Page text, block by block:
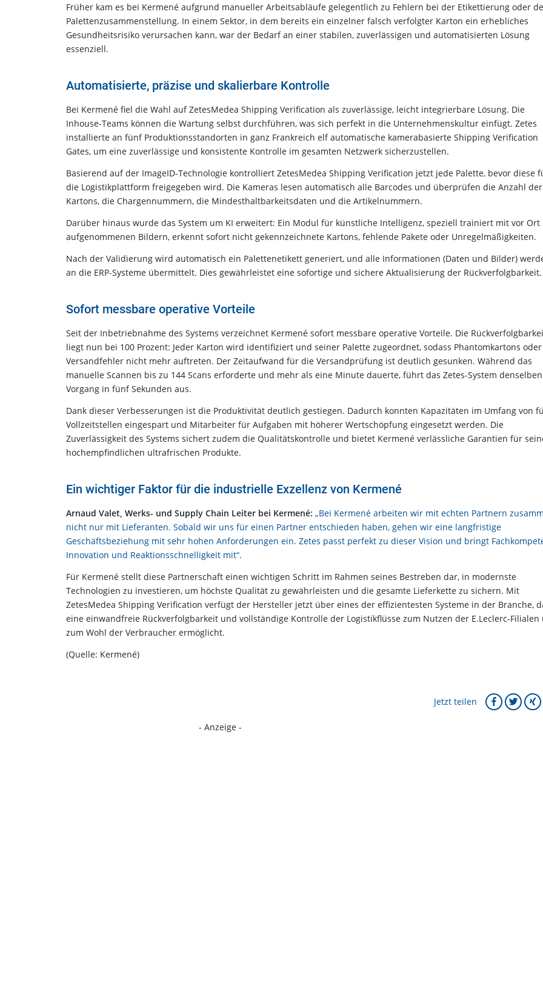
Früher kam es bei Kermené aufgrund manueller Arbeitsabläufe gelegentlich zu Fehlern bei der Etikettierung oder
Palettenzusammenstellung. In einem Sektor, in dem bereits ein einzelner falsch verfolgter Karton ein erhebliches
Gesundheitsrisiko verursachen kann, war der Bedarf an einer stabilen, zuverlässigen und automatisierten Lösung
essenziell.
Automatisierte, präzise und skalierbare Kontrolle
Bei Kermené fiel die Wahl auf ZetesMedea Shipping Verification als zuverlässige, leicht integrierbare Lösung. Die
Inhouse-Teams können die Wartung selbst durchführen, was sich perfekt in die Unternehmenskultur einfügt. Zetes
installierte an fünf Produktionsstandorten in ganz Frankreich elf automatische kamerabasierte Shipping Verification
Gates, um eine zuverlässige und konsistente Kontrolle im gesamten Netzwerk sicherzustellen.
Basierend auf der ImageID-Technologie kontrolliert ZetesMedea Shipping Verification jetzt jede Palette, bevor diese
die Logistikplattform freigegeben wird. Die Kameras lesen automatisch alle Barcodes und überprüfen die Anzahl der
Kartons, die Chargennummern, die Mindesthaltbarkeitsdaten und die Artikelnummern.
Darüber hinaus wurde das System um KI erweitert: Ein Modul für künstliche Intelligenz, speziell trainiert mit vor Ort
aufgenommenen Bildern, erkennt sofort nicht gekennzeichnete Kartons, fehlende Pakete oder Unregelmäßigkeiten.
Nach der Validierung wird automatisch ein Palettenetikett generiert, und alle Informationen (Daten und Bilder)
an die ERP-Systeme übermittelt. Dies gewährleistet eine sofortige und sichere Aktualisierung der Rückverfolgbarkeit.
Sofort messbare operative Vorteile
Seit der Inbetriebnahme des Systems verzeichnet Kermené sofort messbare operative Vorteile. Die
liegt nun bei 100 Prozent: Jeder Karton wird identifiziert und seiner Palette zugeordnet, sodass Phantomkartons oder
Versandfehler nicht mehr auftreten. Der Zeitaufwand für die Versandprüfung ist deutlich gesunken. Während das
manuelle Scannen bis zu 144 Scans erforderte und mehr als eine Minute dauerte, führt das Zetes-System denselben
Vorgang in fünf Sekunden aus.
Dank dieser Verbesserungen ist die Produktivität deutlich gestiegen. Dadurch konnten Kapazitäten im Umfang von
Vollzeitstellen eingespart und Mitarbeiter für Aufgaben mit höherer Wertschöpfung eingesetzt werden. Die
Zuverlässigkeit des Systems sichert zudem die Qualitätskontrolle und bietet Kermené verlässliche Garantien für
hochempfindlichen ultrafrischen Produkte.
Ein wichtiger Faktor für die industrielle Exzellenz von Kermené
Arnaud Valet, Werks- und Supply Chain Leiter bei Kermené: „Bei Kermené arbeiten wir mit echten Partnern
nicht nur mit Lieferanten. Sobald wir uns für einen Partner entschieden haben, gehen wir eine langfristige
Geschäftsbeziehung mit sehr hohen Anforderungen ein. Zetes passt perfekt zu dieser Vision und bringt
Innovation und Reaktionsschnelligkeit mit“.
Für Kermené stellt diese Partnerschaft einen wichtigen Schritt im Rahmen seines Bestreben dar, in modernste
Technologien zu investieren, um höchste Qualität zu gewährleisten und die gesamte Lieferkette zu sichern. Mit
ZetesMedea Shipping Verification verfügt der Hersteller jetzt über eines der effizientesten Systeme in der Branche,
eine einwandfreie Rückverfolgbarkeit und vollständige Kontrolle der Logistikflüsse zum Nutzen der E.Leclerc-Filialen
zum Wohl der Verbraucher ermöglicht.
(Quelle: Kermené)
Jetzt teilen
- Anzeige -